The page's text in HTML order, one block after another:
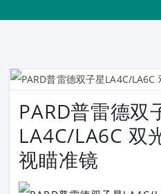
PARD普雷德双
LA4C/LA6C 双
视瞄准镜